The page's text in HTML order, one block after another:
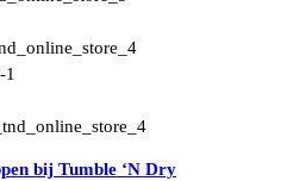
bij Tumble ‘N Dry